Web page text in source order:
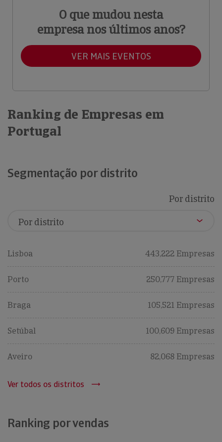
O que mudou nesta
empresa nos últimos anos?
VER MAIS EVENTOS
Ranking de Empresas em
Portugal
Segmentação por distrito
Por distrito
Lisboa 443,222 Empresas
Porto 250,777 Empresas
Braga 105,521 Empresas
Setúbal 100,609 Empresas
Aveiro 82,068 Empresas
Ver todos os distritos
Ranking por vendas